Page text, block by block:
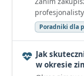
Poradniki dla
Jak
w okresie